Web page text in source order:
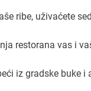
ribe, uživaćete
restorana vas i
iz gradske buke